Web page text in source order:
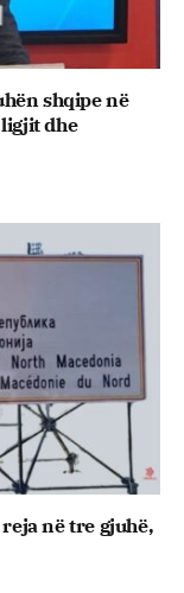
shqipe në
dhe
në tre gjuhë,